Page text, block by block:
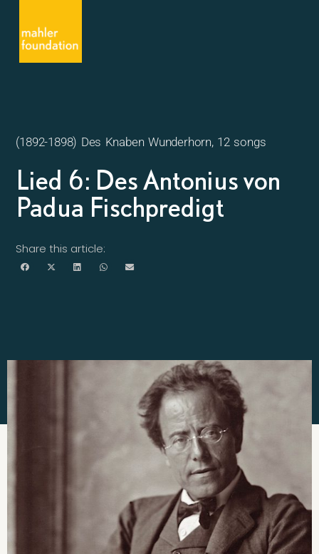
(1892-1898) Des Knaben Wunderhorn, 12 songs
Lied 6: Des Antonius von
Padua Fischpredigt
Share this article: